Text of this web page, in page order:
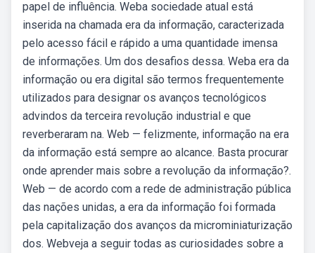
papel de influência. Weba sociedade atual está
inserida na chamada era da informação, caracterizada
pelo acesso fácil e rápido a uma quantidade imensa
de informações. Um dos desafios dessa. Weba era da
informação ou era digital são termos frequentemente
utilizados para designar os avanços tecnológicos
advindos da terceira revolução industrial e que
reverberaram na. Web — felizmente, informação na era
da informação está sempre ao alcance. Basta procurar
onde aprender mais sobre a revolução da informação?.
Web — de acordo com a rede de administração pública
das nações unidas, a era da informação foi formada
pela capitalização dos avanços da microminiaturização
dos. Webveja a seguir todas as curiosidades sobre a